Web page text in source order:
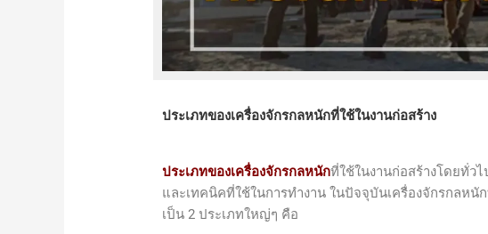
ประเภทของเครื่องจักรกลหนักที่ใช้ในงานก่อสร้าง
ประเภทของเครื่องจักรกลหนักที่ใช้ในงานก่อสร้างโดยทั่ว
และเทคนิคที่ใช้ในการทำงาน ในปัจจุบันเครื่องจักรกลหนั
เป็น 2 ประเภทใหญ่ๆ คือ